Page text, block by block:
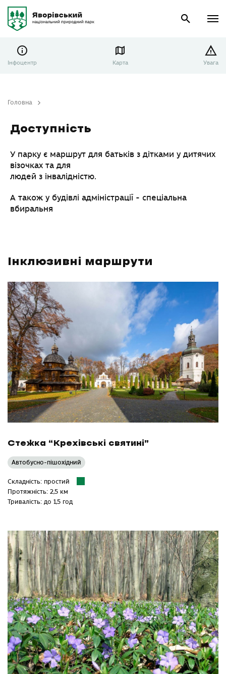
Інфоцентр Карта Увага
Головна
Доступність
У парку є маршрут для батьків з дітками у дитячих
візочках та для
людей з інвалідністю.
А також у будівлі адміністрації - спеціальна
вбиральня
Інклюзивні маршрути
Стежка “Крехівські святині”
Автобусно-пішохідний
Складність: простий
Протяжність: 2,5 км
Тривалість: до 1,5 год